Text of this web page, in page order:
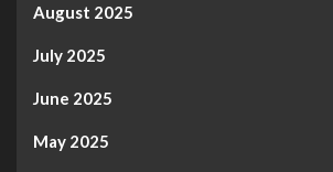
August 2025
July 2025
June 2025
May 2025